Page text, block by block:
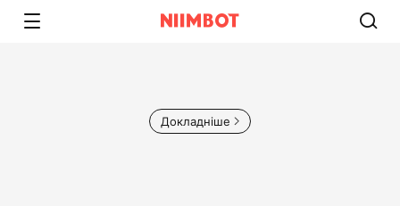
Докладніше